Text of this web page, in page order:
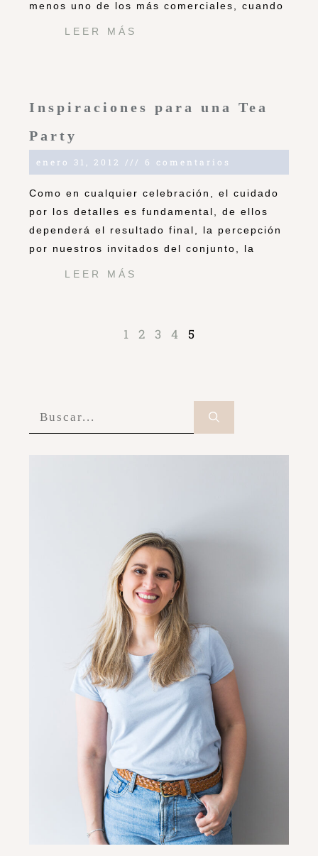
menos uno de los más comerciales, cuando
LEER MÁS
Inspiraciones para una Tea
Party
enero 31, 2012 6 comentarios
Como en cualquier celebración, el cuidado
por los detalles es fundamental, de ellos
dependerá el resultado final, la percepción
por nuestros invitados del conjunto, la
LEER MÁS
1 2 3 4 5